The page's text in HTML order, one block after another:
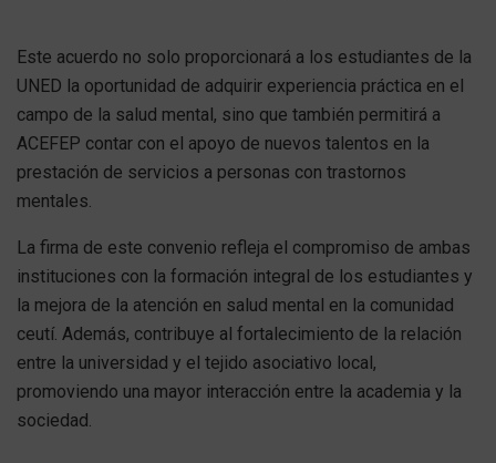
Este acuerdo no solo proporcionará a los estudiantes de la
UNED la oportunidad de adquirir experiencia práctica en el
campo de la salud mental, sino que también permitirá a
ACEFEP contar con el apoyo de nuevos talentos en la
prestación de servicios a personas con trastornos
mentales.
La firma de este convenio refleja el compromiso de ambas
instituciones con la formación integral de los estudiantes y
la mejora de la atención en salud mental en la comunidad
ceutí. Además, contribuye al fortalecimiento de la relación
entre la universidad y el tejido asociativo local,
promoviendo una mayor interacción entre la academia y la
sociedad.